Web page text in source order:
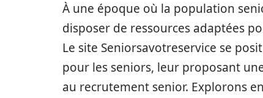
À une époque où la population
disposer de ressources adaptées
Le site Seniorsavotreservice se
pour les seniors, leur proposant
au recrutement senior. Explorons